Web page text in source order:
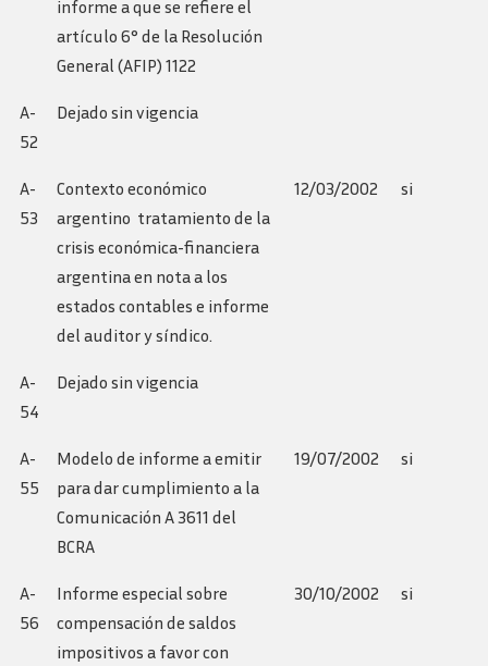
informe a que se refiere el
artículo 6° de la Resolución
General (AFIP) 1122
A-
52
Dejado sin vigencia
A-
53
Contexto económico
argentino  tratamiento de la
crisis económica-financiera
argentina en nota a los
estados contables e informe
del auditor y síndico.
12/03/2002 si
A-
54
Dejado sin vigencia
A-
55
Modelo de informe a emitir
para dar cumplimiento a la
Comunicación A 3611 del
BCRA
19/07/2002 si
A-
56
Informe especial sobre
compensación de saldos
impositivos a favor con
30/10/2002 si